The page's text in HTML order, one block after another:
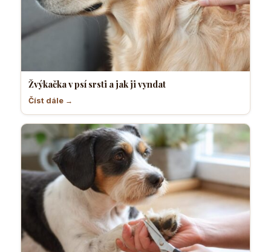
Žvýkačka v psí srsti a jak ji vyndat
Číst dále →